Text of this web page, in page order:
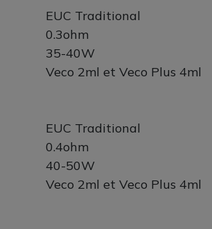
EUC Traditional
0.3ohm
35-40W
Veco 2ml et Veco Plus 4ml
EUC Traditional
0.4ohm
40-50W
Veco 2ml et Veco Plus 4ml